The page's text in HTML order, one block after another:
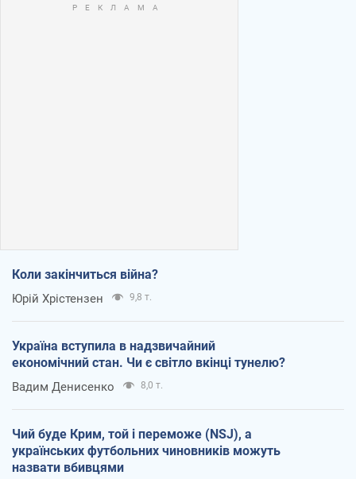
Коли закінчиться війна?
Юрій Хрістензен 9,8 т.
Україна вступила в надзвичайний
економічний стан. Чи є світло вкінці тунелю?
Вадим Денисенко 8,0 т.
Чий буде Крим, той і переможе (NSJ), а
українських футбольних чиновників можуть
назвати вбивцями